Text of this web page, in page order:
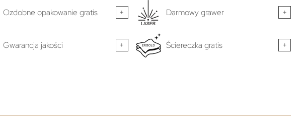
Ozdobne opakowanie gratis + Darmowy grawer +
Gwarancja jakości + Ściereczka gratis +